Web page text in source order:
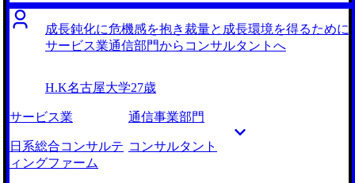
深い支援ができる仕事に魅力を感じたことが転職の理由で
す。特に、コンサルティングファームでは、経営課題の根本
的な解決に取り組むことができると考えたため、事業戦略の
理由は、コンサルティングファームにおける深い知見と、私
の希望に合う企業を提案していただけたからです。特に、経
営支援を専門にする企業に強みを持ち、私の経験を最大限に
活かせる企業の選定をしていただけた点が大きな決め手でし
た。また、担当の坂口さんが親身に対応してくれ、具体的な
成長鈍化に危機感を抱き裁量と成長環境を得るために
サービス業通信部門からコンサルタントへ
H.K名古屋大学27歳
サービス業 通信事業部門
日系総合コンサルテ
ィングファーム
コンサルタント